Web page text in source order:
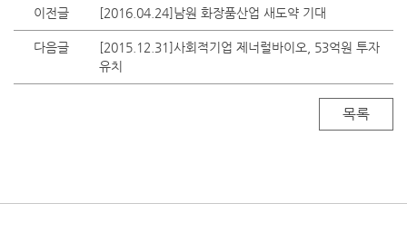
이전글 [2016.04.24]남원 화장품산업 새도약 기대
다음글
[2015.12.31]사회적기업 제너럴바이오, 53억원 투자
유치
목록